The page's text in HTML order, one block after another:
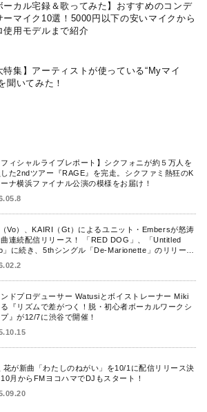
ーカル宅録＆歌ってみた】おすすめのコンデ
ーマイク10選！5000円以下の安いマイクから
使用モデルまで紹介
特集】アーティストが使っている“Myマイ
聞いてみた！
フィシャルライブレポート】シクフォニが約５万人を
た2ndツアー『RAGE』を完走。シクファミ熱狂のK
ナ横浜ファイナル公演の模様をお届け！
Vo）、KAIRI（Gt）によるユニット・Embersが怒涛
連続配信リリース！ 「RED DOG」、「Untitled
」に続き、5thシングル「De-Marionette」のリリース
ドプロデューサー Watusiとボイストレーナー Miki
『リズムで差がつく！脱・初心者ボーカルワークシ
プ』が12/7に渋谷で開催！
花が新曲「わたしのねがい」を10/1に配信リリース決
月からFMヨコハマでDJもスタート！